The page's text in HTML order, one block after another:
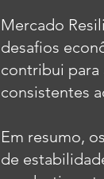
Mercado
desafios
contribui para
consistentes
Em resumo,
de